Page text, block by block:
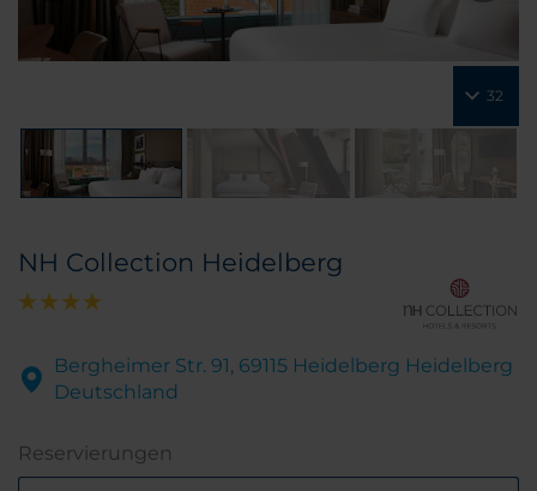
32
NH Collection Heidelberg
Bergheimer Str. 91, 69115 Heidelberg Heidelberg
Deutschland
Reservierungen